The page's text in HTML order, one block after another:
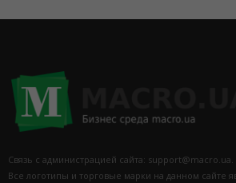
Связь с администрацией сайта: support@macro.ua.
Все логотипы и торговые марки на данном сайте